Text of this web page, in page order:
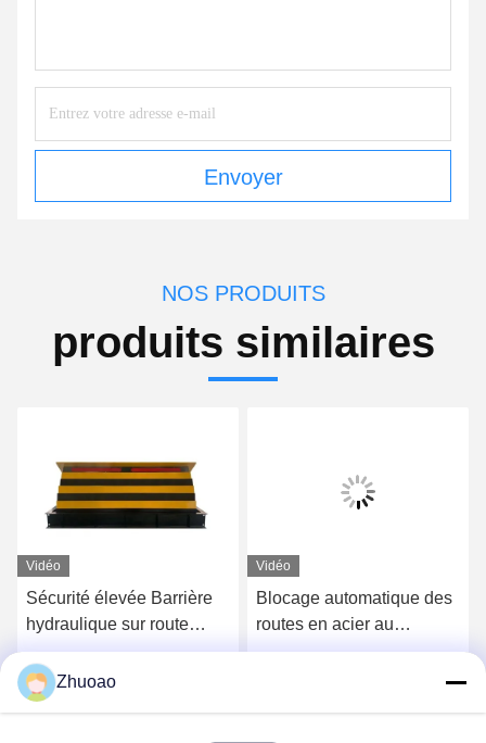
Envoyer
NOS PRODUITS
produits similaires
Vidéo
Sécurité élevée Barrière
hydraulique sur route
personnalisée Blocage de
route à monture peu
profonde
Obtenez le meilleur prix
Vidéo
Blocage automatique des
routes en acier au
carbone 7500 kg/80 km/h
Obtenez le meilleur prix
Zhuoao